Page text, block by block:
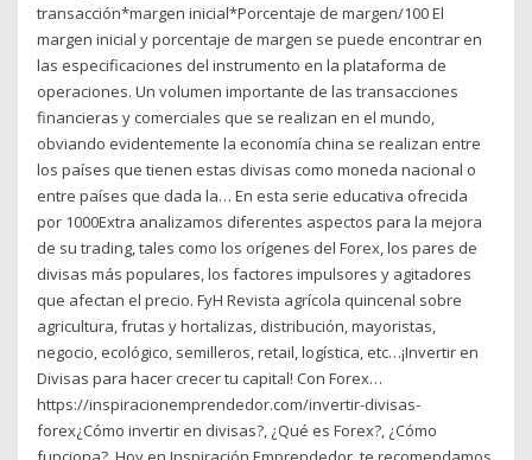
transacción*margen inicial*Porcentaje de margen/100 El
margen inicial y porcentaje de margen se puede encontrar en
las especificaciones del instrumento en la plataforma de
operaciones. Un volumen importante de las transacciones
financieras y comerciales que se realizan en el mundo,
obviando evidentemente la economía china se realizan entre
los países que tienen estas divisas como moneda nacional o
entre países que dada la… En esta serie educativa ofrecida
por 1000Extra analizamos diferentes aspectos para la mejora
de su trading, tales como los orígenes del Forex, los pares de
divisas más populares, los factores impulsores y agitadores
que afectan el precio. FyH Revista agrícola quincenal sobre
agricultura, frutas y hortalizas, distribución, mayoristas,
negocio, ecológico, semilleros, retail, logística, etc…¡Invertir en
Divisas para hacer crecer tu capital! Con Forex…
https://inspiracionemprendedor.com/invertir-divisas-
forex¿Cómo invertir en divisas?, ¿Qué es Forex?, ¿Cómo